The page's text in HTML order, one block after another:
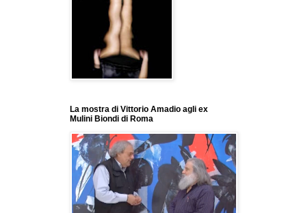
La mostra di Vittorio Amadio agli ex
Mulini Biondi di Roma